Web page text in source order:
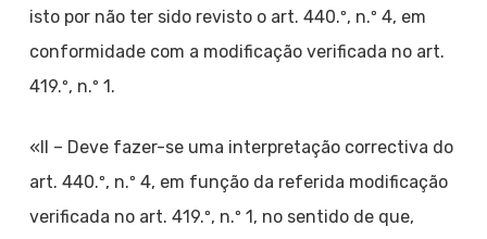
isto por não ter sido revisto o art. 440.º, n.º 4, em
conformidade com a modificação verificada no art.
419.º, n.º 1.
«II – Deve fazer-se uma interpretação correctiva do
art. 440.º, n.º 4, em função da referida modificação
verificada no art. 419.º, n.º 1, no sentido de que,